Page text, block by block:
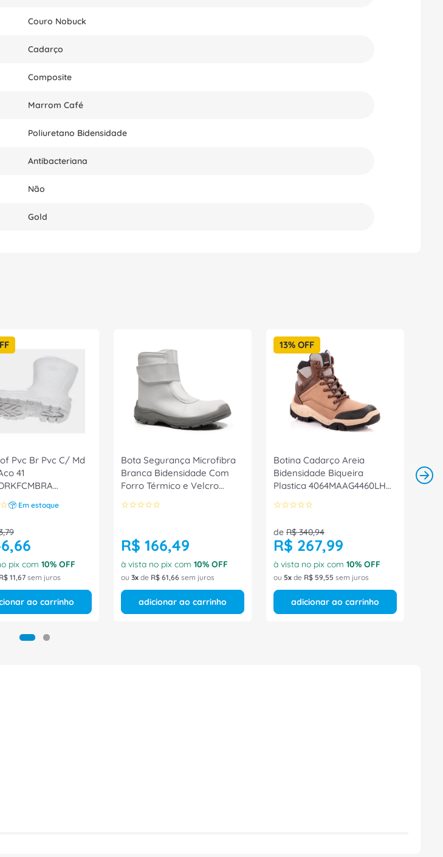
Couro Nobuck
Cadarço
Composite
Marrom Café
Poliuretano Bidensidade
Antibacteriana
Não
Gold
Pvc Br Pvc C/ Md
41
☆ Em estoque
,79
,66
pix com 10% OFF
R$ 11,67 sem juros
ao carrinho
Bota Segurança Microfibra
Branca Bidensidade Com
Forro Térmico e Velcro
Tamanho 45 4066BDVM1600
Bracol
☆☆☆☆☆
R$ 166,49
à vista no pix com 10% OFF
ou 3 de R$ 61,66 sem juros
adicionar ao carrinho
13% OFF
Botina Cadarço Areia
Bidensidade Biqueira
Plastica 4064MAAG4460LH
Tamanho 40 CA 40872
Bracol
☆☆☆☆☆
de R$ 340,94
R$ 267,99
à vista no pix com 10% OFF
ou 5 de R$ 59,55 sem juros
adicionar ao carrinho